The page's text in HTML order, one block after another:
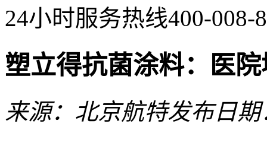
24小时服务热线400-008-
塑立得抗菌涂料：医
来源：北京航特发布日期